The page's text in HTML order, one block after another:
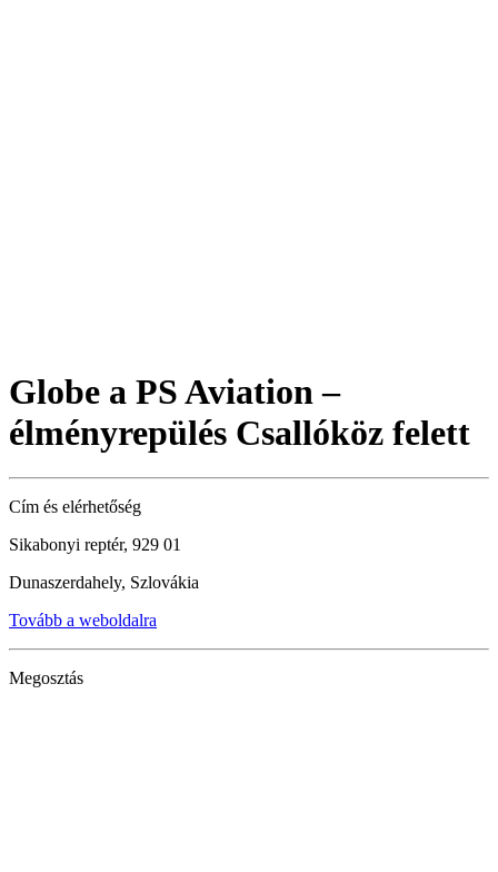
Globe a PS Aviation –
élményrepülés Csallóköz felett
Cím és elérhetőség
Sikabonyi reptér, 929 01
Dunaszerdahely, Szlovákia
Tovább a weboldalra
Megosztás